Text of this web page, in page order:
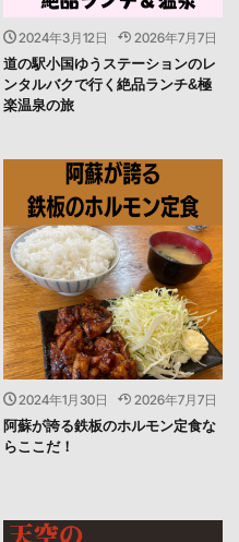
2024年3月12日
2026年7月7日
道の駅小国ゆうステーションのレ
ンタルバクで行く絶品ランチ&極
楽温泉の旅
2024年1月30日
2026年7月7日
阿蘇が誇る鉄板のホルモン定食な
らここだ！